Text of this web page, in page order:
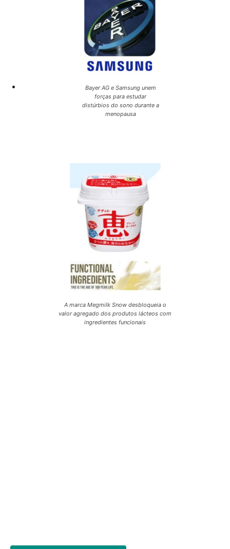
Bayer AG e Samsung unem
forças para estudar
distúrbios do sono durante a
menopausa
A marca Megmilk Snow desbloqueia o
valor agregado dos produtos lácteos com
ingredientes funcionais